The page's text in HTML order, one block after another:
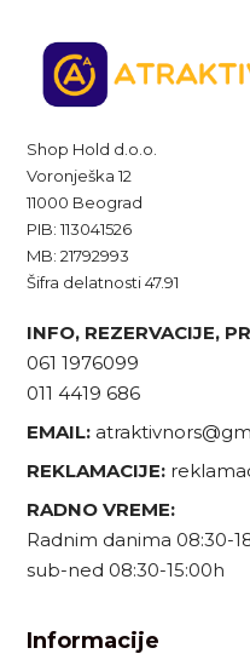
Shop Hold d.o.o.
Voronješka 12
11000 Beograd
PIB: 113041526
MB: 21792993
Šifra delatnosti 47.91
INFO, REZERVACIJE,
061 1976099
011 4419 686
EMAIL:
REKLAMACIJE:
RADNO VREME:
Radnim danima 08:30-
sub-ned 08:30-15:00h
Informacije